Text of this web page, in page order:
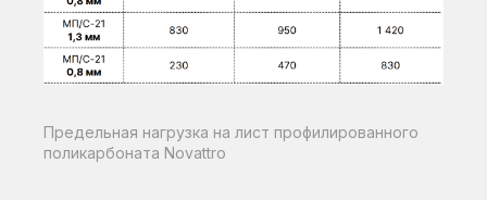
Предельная нагрузка на лист профилированного
поликарбоната Novattro